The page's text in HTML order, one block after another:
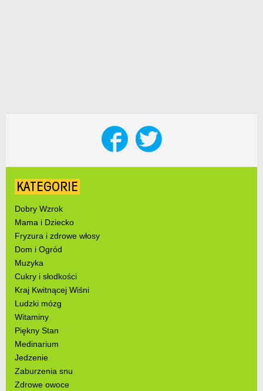
KATEGORIE
Dobry Wzrok
Mama i Dziecko
Fryzura i zdrowe włosy
Dom i Ogród
Muzyka
Cukry i słodkości
Kraj Kwitnącej Wiśni
Ludzki mózg
Witaminy
Piękny Stan
Medinarium
Jedzenie
Zaburzenia snu
Zdrowe owoce